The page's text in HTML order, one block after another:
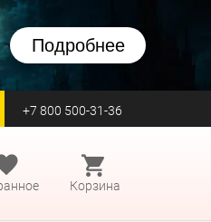
Подробнее
+7 800 500-31-36
Корзина